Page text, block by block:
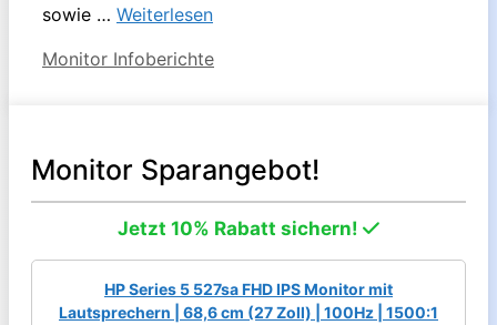
sowie … Weiterlesen
Kategorien
Monitor Infoberichte
Monitor Sparangebot!
Jetzt 10% Rabatt sichern!
HP Series 5 527sa FHD IPS Monitor mit
Lautsprechern | 68,6 cm (27 Zoll) | 100Hz | 1500:1